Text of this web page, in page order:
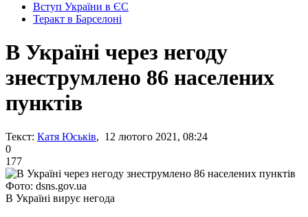
Вступ України в ЄС
Теракт в Барселоні
В Україні через негоду
знеструмлено 86 населених
пунктів
Текст: Катя Юськів, 12 лютого 2021, 08:24
0
177
Фото: dsns.gov.ua
В Україні вирує негода